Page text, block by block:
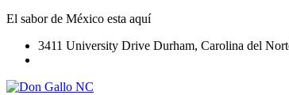
El sabor de México esta aquí
3411 University Drive Durham, Carolina del